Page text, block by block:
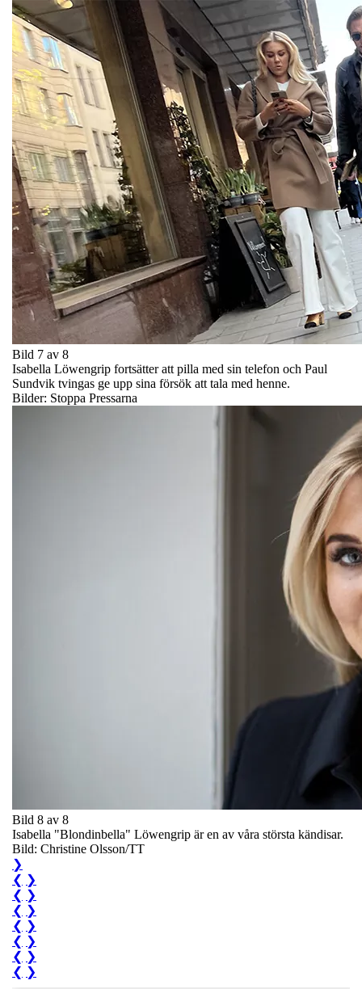
Bild 7 av 8
Isabella Löwengrip fortsätter att pilla med sin telefon och Paul
Sundvik tvingas ge upp sina försök att tala med henne.
Bilder: Stoppa Pressarna
Bild 8 av 8
Isabella "Blondinbella" Löwengrip är en av våra största kändisar.
Bild: Christine Olsson/TT
❯
❮ ❯
❮ ❯
❮ ❯
❮ ❯
❮ ❯
❮ ❯
❮ ❯